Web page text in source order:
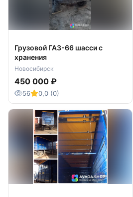
Грузовой ГАЗ-66 шасси с
хранения
Новосибирск
450 000 ₽
56 0,0 (0)